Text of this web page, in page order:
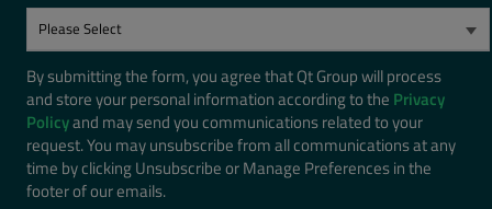
By submitting the form, you agree that Qt Group will process
and store your personal information according to the Privacy
Policyand may send you communications related to your
request. You may unsubscribe from all communications at any
time by clicking Unsubscribe or Manage Preferences in the
footer of our emails.